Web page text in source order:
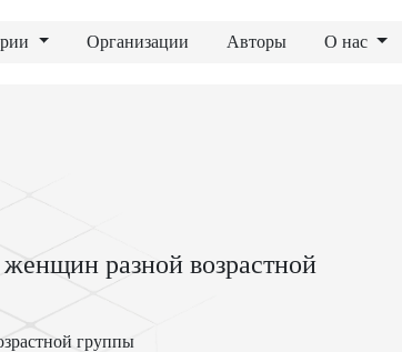
Организации Авторы О нас
разной возрастной
группы